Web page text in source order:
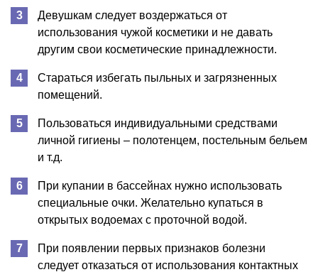
Девушкам следует воздержаться от
использования чужой косметики и не давать
другим свои косметические принадлежности.
Стараться избегать пыльных и загрязненных
помещений.
Пользоваться индивидуальными средствами
личной гигиены – полотенцем, постельным бельем
и т.д.
При купании в бассейнах нужно использовать
специальные очки. Желательно купаться в
открытых водоемах с проточной водой.
При появлении первых признаков болезни
следует отказаться от использования контактных